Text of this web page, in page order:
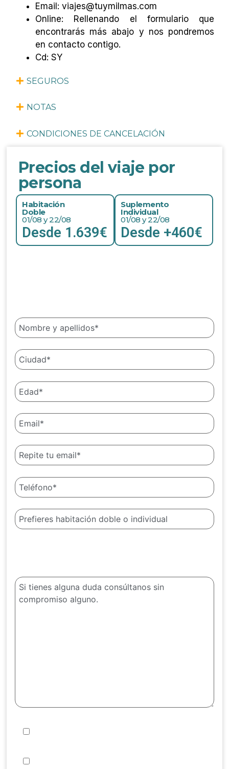
Email: viajes@tuymilmas.com
Online: Rellenando el formulario que
encontrarás más abajo y nos pondremos
en contacto contigo.
Cd: SY
SEGUROS
NOTAS
CONDICIONES DE CANCELACIÓN
Precios del viaje por
persona
Habitación
Doble
01/08 y 22/08
Desde 1.639€
Suplemento
Individual
01/08 y 22/08
Desde +460€